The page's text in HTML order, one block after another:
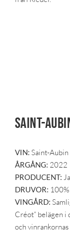
Saint-
VIN: Saint-Aubin
ÅRGÅNG: 2022
PRODUCENT:
DRUVOR:
VINGÅRD:
Créot” belägen i
och vinrankornas